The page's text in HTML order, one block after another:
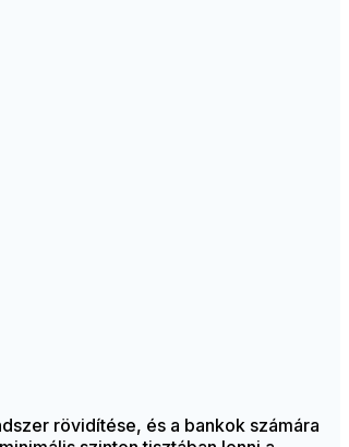
rövidítése, és a bankok számára